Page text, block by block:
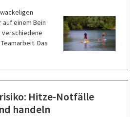
einem Bein
verschiedene
Das
Hitze-Notfälle
handeln